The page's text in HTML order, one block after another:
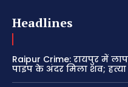
Headlines
Raipur Crime: रायपुर में
पाइप के अंदर मिला शव;